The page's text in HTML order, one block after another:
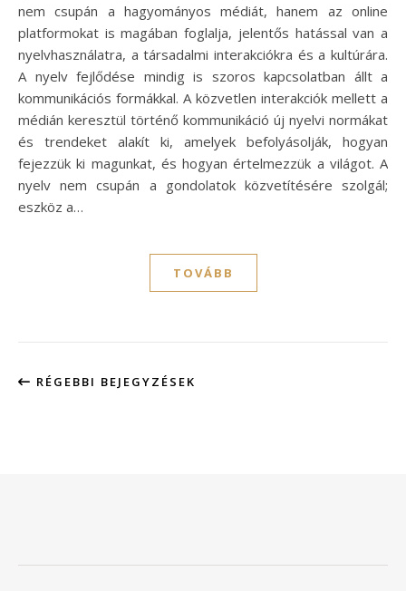
nem csupán a hagyományos médiát, hanem az online
platformokat is magában foglalja, jelentős hatással van a
nyelvhasználatra, a társadalmi interakciókra és a kultúrára.
A nyelv fejlődése mindig is szoros kapcsolatban állt a
kommunikációs formákkal. A közvetlen interakciók mellett a
médián keresztül történő kommunikáció új nyelvi normákat
és trendeket alakít ki, amelyek befolyásolják, hogyan
fejezzük ki magunkat, és hogyan értelmezzük a világot. A
nyelv nem csupán a gondolatok közvetítésére szolgál;
eszköz a…
TOVÁBB
RÉGEBBI BEJEGYZÉSEK